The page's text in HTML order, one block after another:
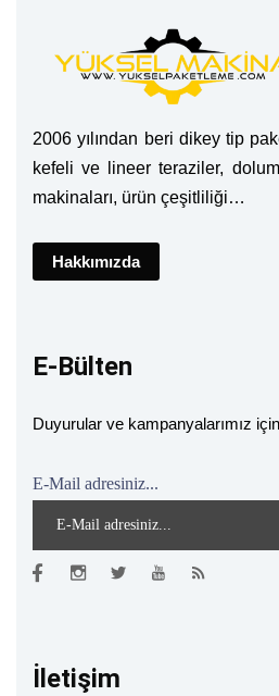
2006 yılından beri dikey tip
kefeli ve lineer teraziler,
makinaları, ürün çeşitliliği…
Hakkımızda
E-Bülten
Duyurular ve kampanyalarımız
E-Mail adresiniz...
İletişim